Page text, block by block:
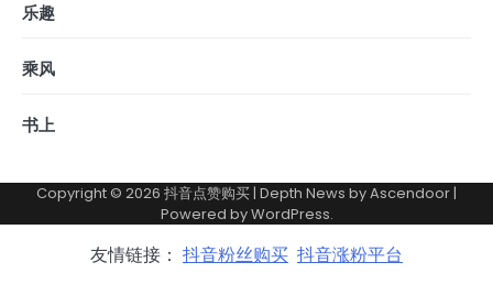
乐趣
乘风
书上
Copyright © 2026 抖音点赞购买| Depth News byAscendoor|
Powered byWordPress.
友情链接： 抖音粉丝购买 抖音涨粉平台